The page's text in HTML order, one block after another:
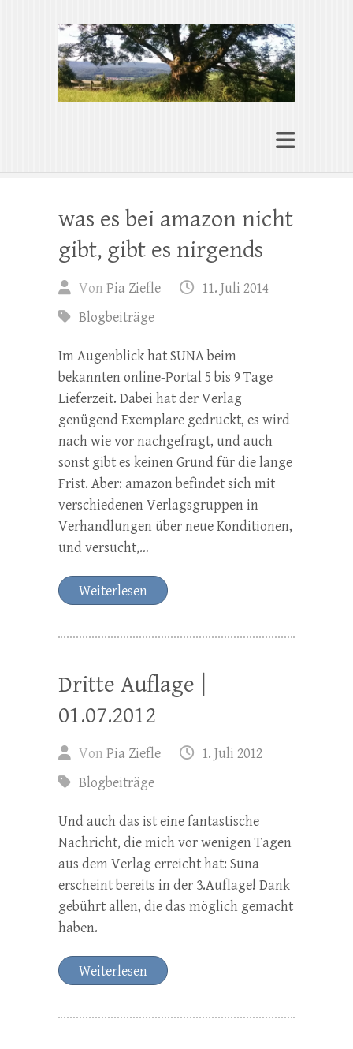
Pia Ziefle | Autorin
„Ohne Wurzeln kann das Herz nicht
was es bei amazon nicht
gibt, gibt es nirgends
Von Pia Ziefle
11. Juli 2014
Blogbeiträge
Im Augenblick hat SUNA beim
bekannten online-Portal 5 bis 9 Tage
Lieferzeit. Dabei hat der Verlag
genügend Exemplare gedruckt, es wird
nach wie vor nachgefragt, und auch
sonst gibt es keinen Grund für die lange
Frist. Aber: amazon befindet sich mit
verschiedenen Verlagsgruppen in
Verhandlungen über neue Konditionen,
und versucht,…
Weiterlesen
Dritte Auflage |
01.07.2012
Von Pia Ziefle
1. Juli 2012
Blogbeiträge
Und auch das ist eine fantastische
Nachricht, die mich vor wenigen Tagen
aus dem Verlag erreicht hat: Suna
erscheint bereits in der 3.Auflage! Dank
gebührt allen, die das möglich gemacht
haben.
Weiterlesen